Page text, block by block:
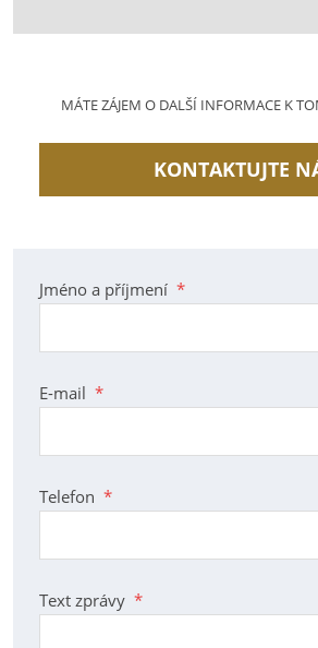
MÁTE ZÁJEM O DALŠÍ INFORMACE K
KONTAKTUJTE
Jméno a příjmení *
E-mail *
Telefon *
Text zprávy *